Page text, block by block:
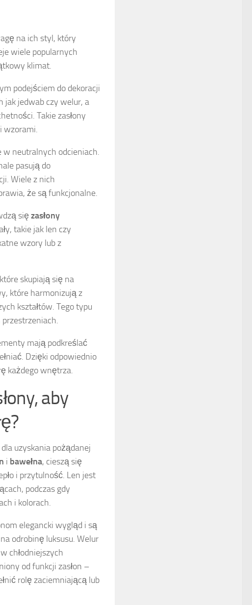
na ich styl, który
wiele popularnych
klimat.
podejściem do dekoracji
jak jedwab czy welur, a
Takie zasłony
wzorami.
neutralnych odcieniach.
pasują do
Wiele z nich
że są funkcjonalne.
sięzasłony
takie jak len czy
wzory lub z
skupiają się na
które harmonizują z
kształtów. Tego typu
mają podkreślać
Dzięki odpowiednio
każdego wnętrza.
aby
uzyskania pożądanej
i bawełna, cieszą się
i przytulność. Len jest
podczas gdy
i kolorach.
elegancki wygląd i są
odrobinę luksusu. Welur
chłodniejszych
od funkcji zasłon –
rolę zaciemniającą lub